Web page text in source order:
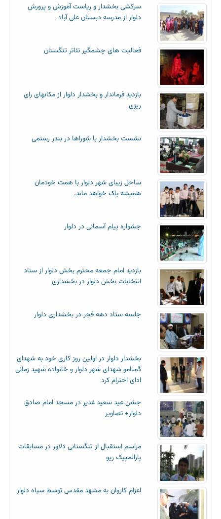
سرکشی بخشدار و ریاست آموزش و پرورش
دلوار از مدرسه دبستان علی آباد
فعالیت های چشمگیر تئاتر تنگستان
بازدید فرماندار و بخشدار دلوار از مکانهای رای
ریزی
نشست بخشدار با شوراها در بندر رستمی
ساحل زیبای شهر دلوار با همت خودمان
همیشه پاک خواهد ماند.
جشواره پیام آسمانی در دلوار
بازدید امام جمعه محترم بخش دلوار از ستاد
انتخابات بخش دلوار در بخشداری
جلسه ستاد دهه فجر در بخشداری دلوار
بخشدار دلوار در اولین روز کاری خود به شهدای
گمنامو شهدای شهر دلوار و خانواده شهید زمانی
ادای احترام کرد
جشن عید سعید غدیر در مسجد امام صادق
دلوار+ تصاویر
مراسم استقبال از تنگستانی دلاور در مسابقات
پارالمپیک ریو
اعزام کاروان به مشهد مقدس توسط سپاه دلوار